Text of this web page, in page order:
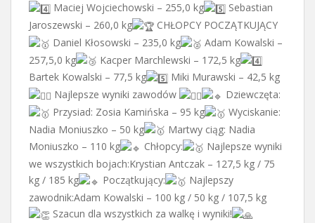
Maciej Wojciechowski – 255,0 kg
Sebastian
Jaroszewski – 260,0 kg
CHŁOPCY POCZĄTKUJĄCY
Daniel Kłosowski – 235,0 kg
Adam Kowalski –
257,5,0 kg
Kacper Marchlewski – 172,5 kg
Bartek Kowalski – 77,5 kg
Miki Murawski – 42,5 kg
Najlepsze wyniki zawodów
Dziewczęta:
Przysiad: Zosia Kamińska – 95 kg
Wyciskanie:
Nadia Moniuszko – 50 kg
Martwy ciąg: Nadia
Moniuszko – 110 kg
Chłopcy:
Najlepsze wyniki
we wszystkich bojach:Krystian Antczak – 127,5 kg / 75
kg / 185 kg
Początkujący:
Najlepszy
zawodnik:Adam Kowalski – 100 kg / 50 kg / 107,5 kg
Szacun dla wszystkich za walkę i wyniki!